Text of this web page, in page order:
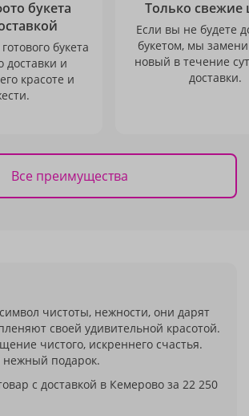
букета
букета
доставки и
красоте и
Только свежие
Если вы не будете
букетом, мы
новый в течение
доставки.
Все преимущества
чистоты, нежности, они дарят
своей удивительной красотой.
чистого, искреннего счастья.
подарок.
с доставкой в Кемерово за 22 250